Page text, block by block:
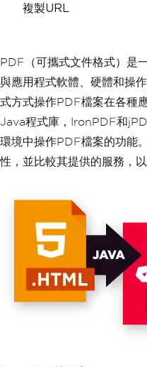
複製URL
PDF（可攜式文件格式）是
與應用程式軟體、硬體和操
式方式操作PDF檔案在各種
Java程式庫，IronPDF和
環境中操作PDF檔案的功能
性，並比較其提供的服務，